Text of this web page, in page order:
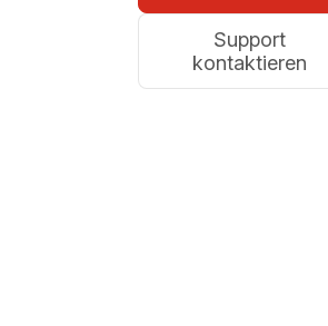
Support
kontaktieren